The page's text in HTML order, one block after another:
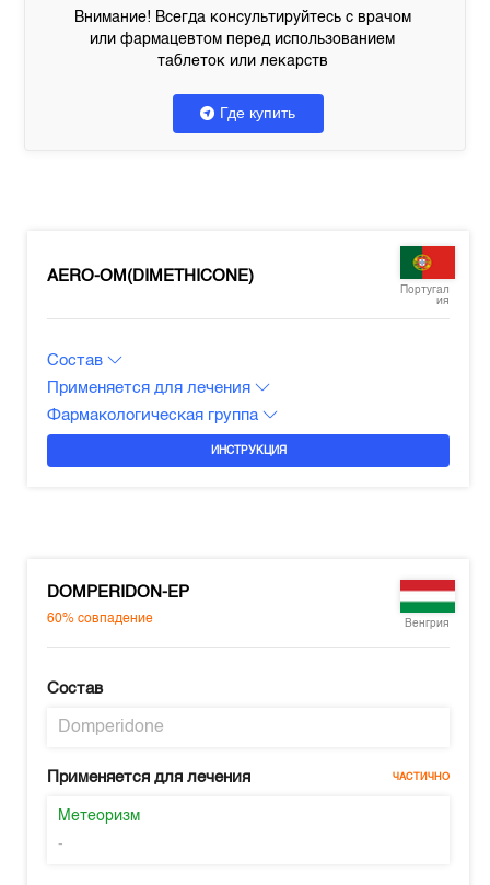
Внимание! Всегда консультируйтесь с врачом
или фармацевтом перед использованием
таблеток или лекарств
Где купить
AERO-OM(DIMETHICONE)
Португал
ия
Состав
Применяется для лечения
Фармакологическая группа
ИНСТРУКЦИЯ
DOMPERIDON-EP
60%совпадение Венгрия
Состав
Domperidone
Применяется для лечения ЧАСТИЧНО
Метеоризм
-